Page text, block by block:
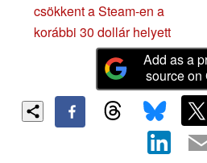
csökkent a Steam-en a
korábbi 30 dollár helyett
Add as a
source on